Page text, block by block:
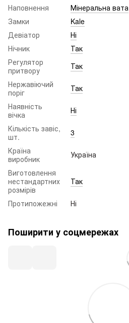
Наповнення
Мінеральна вата
Замки
Kale
Девіатор
Ні
Нічник
Так
Регулятор
притвору
Так
Нержавіючий
поріг
Так
Наявність
вічка
Ні
Кількість завіс,
шт.
3
Країна
виробник
Україна
Виготовлення
нестандартних
розмірів
Так
Протипожежні Ні
Поширити у соцмережах